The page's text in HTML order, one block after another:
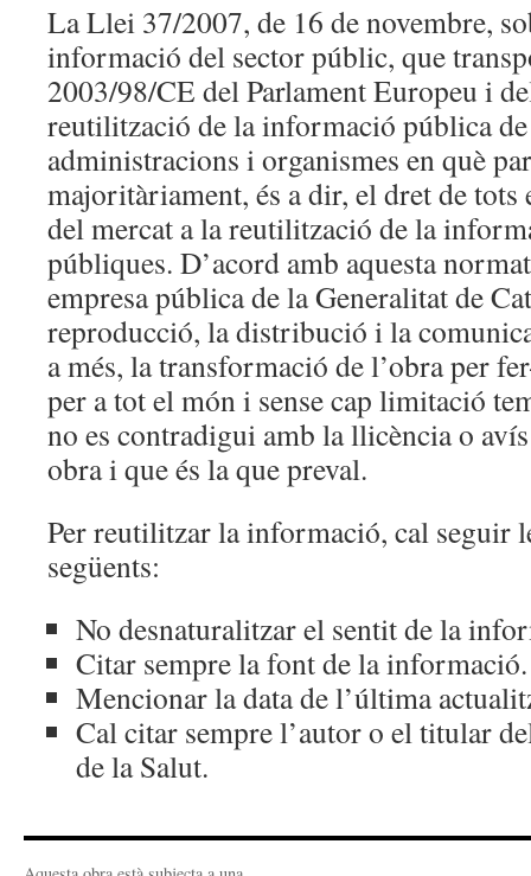
La Llei 37/2007, de 16 de novembre,
informació del sector públic, que
2003/98/CE del Parlament Europeu i
reutilització de la informació pública
administracions i organismes en què
majoritàriament, és a dir, el dret de tots
del mercat a la reutilització de la
públiques. D’acord amb aquesta
empresa pública de la Generalitat de
reproducció, la distribució i la
a més, la transformació de l’obra per
per a tot el món i sense cap limitació
no es contradigui amb la llicència o
obra i que és la que preval.
Per reutilitzar la informació, cal seguir
següents:
No desnaturalitzar el sentit de la
Citar sempre la font de la informació.
Mencionar la data de l’última
Cal citar sempre l’autor o el titular
de la Salut.